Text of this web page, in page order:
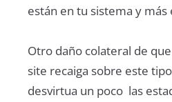
están en tu sistema y
Otro daño colateral de
site recaiga sobre este
desvirtua un poco las